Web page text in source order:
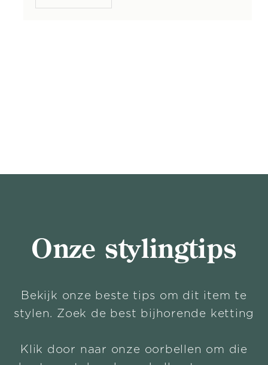
Onze stylingtips
Bekijk onze beste tips om dit item te
stylen. Zoek de best bijhorende ketting
Klik door naar onze oorbellen om die